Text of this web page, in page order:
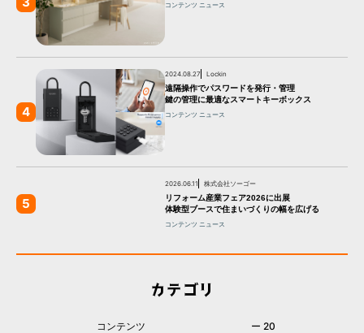
コンテンツ ニュース
4
2024.08.27 Lockin
遠隔操作でパスワードを発行・管理
鍵の管理に最適なスマートキーボックス
コンテンツ ニュース
5
2026.06.11 株式会社ソーゴー
リフォーム産業フェア2026に出展
体験型ブースで住まいづくりの幅を広げる
コンテンツ ニュース
カテゴリ
コンテンツ ー 20